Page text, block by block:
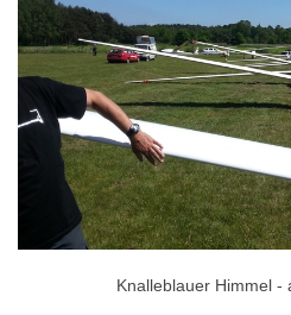
Knalleblauer Himmel -